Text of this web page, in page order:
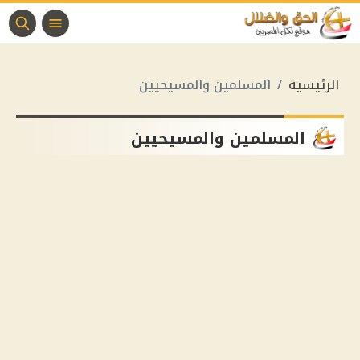
الرئيسية المسلمين والمسيحيين
المسلمين والمسيحيين